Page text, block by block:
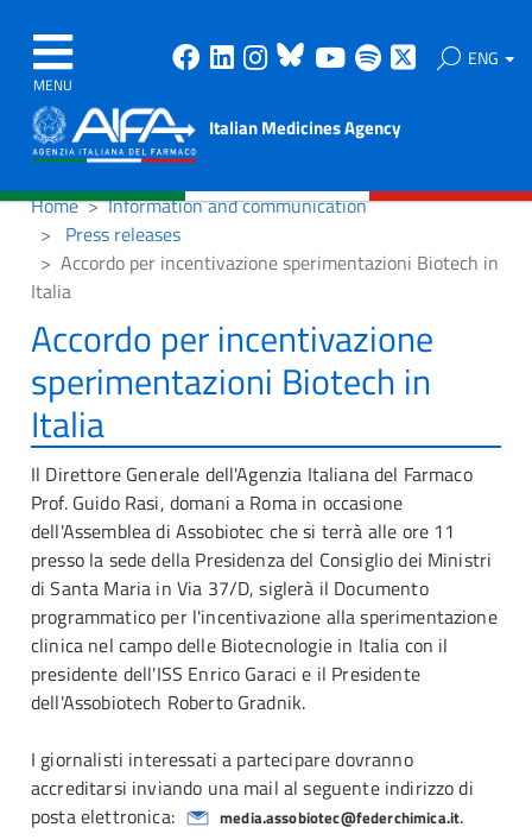
MENU
Facebook
Linkedin
Instagram
Bluesky
Youtube
Spotify ENG
Italian Medicines Agency
Home
Information and communication
Press releases
Accordo per incentivazione sperimentazioni Biotech in
Italia
Accordo per incentivazione
sperimentazioni Biotech in
Italia
Il Direttore Generale dell'Agenzia Italiana del Farmaco
Prof. Guido Rasi, domani a Roma in occasione
dell'Assemblea di Assobiotec che si terrà alle ore 11
presso la sede della Presidenza del Consiglio dei Ministri
di Santa Maria in Via 37/D, siglerà il Documento
programmatico per l'incentivazione alla sperimentazione
clinica nel campo delle Biotecnologie in Italia con il
presidente dell'ISS Enrico Garaci e il Presidente
dell'Assobiotech Roberto Gradnik.
I giornalisti interessati a partecipare dovranno
accreditarsi inviando una mail al seguente indirizzo di
posta elettronica:
media.assobiotec@federchimica.it.